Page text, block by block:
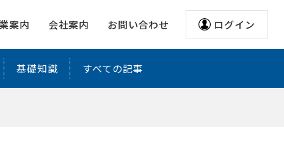
リサ
案内 会社案内 お問い合わせ ログイン
基礎知識 すべての記事